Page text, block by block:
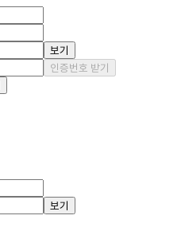
보기
인증번호 받기
보기